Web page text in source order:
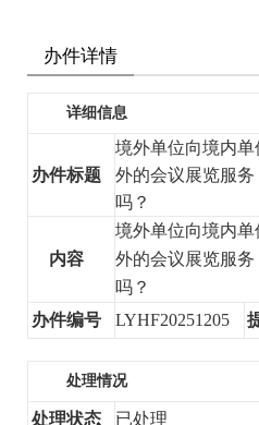
办件详情
详细信息
办件标题
境外单位向境内
外的会议展览服
吗？
内容
境外单位向境内
外的会议展览服
吗？
办件编号
LYHF20251205
处理情况
处理状态 已处理